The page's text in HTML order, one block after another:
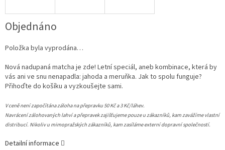
Objednáno
Položka byla vyprodána…
Nová nadupaná matcha je zde! Letní speciál, aneb kombinace, která by
vás ani ve snu nenapadla: jahoda a meruňka. Jak to spolu funguje?
Přihoďte do košíku a vyzkoušejte sami.
V ceně není započítána záloha na přepravku 50 Kč a 3 Kč/láhev.
Navrácení zálohovaných lahví a přepravek zajišťujeme pouze u zákazníků, kam zavážíme vlastní
distribucí. Nikoliv u mimopražských zákazníků, kam zasíláme externí dopravní společností.
Detailní informace